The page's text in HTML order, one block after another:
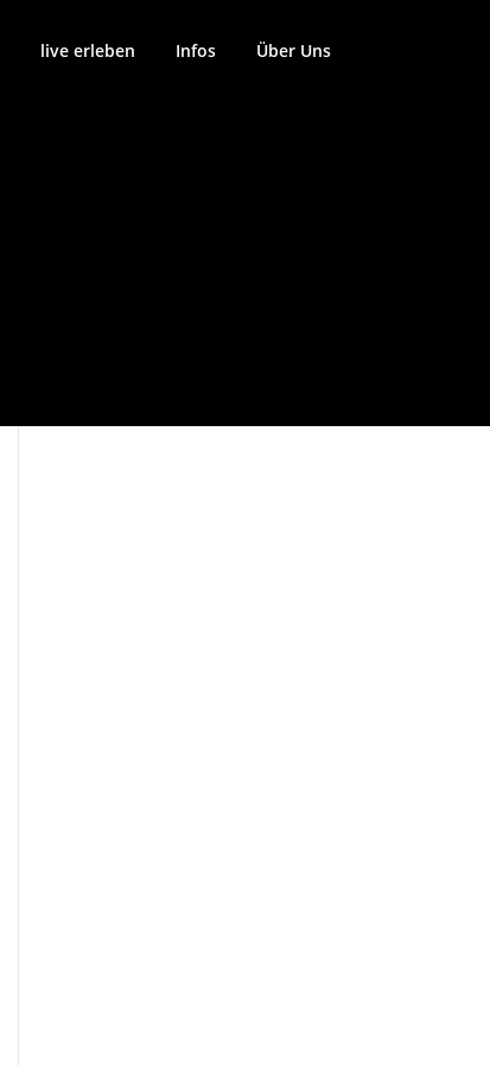
live erleben Infos Über Uns